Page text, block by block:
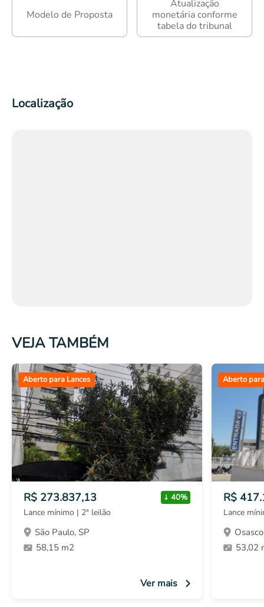
Modelo de Proposta
Atualização
monetária conforme
tabela do tribunal
Localização
TOP 10
Aberto para Lances
R$ 273.837,13 40%
Lance mínimo | 2ª leilão
São Paulo, SP
58,15 m2
Ver mais
Aberto
R$
Lance
53,02